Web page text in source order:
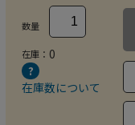
数量
在庫： 0
在庫数について